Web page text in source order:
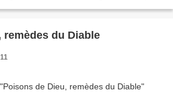
remèdes du Diable